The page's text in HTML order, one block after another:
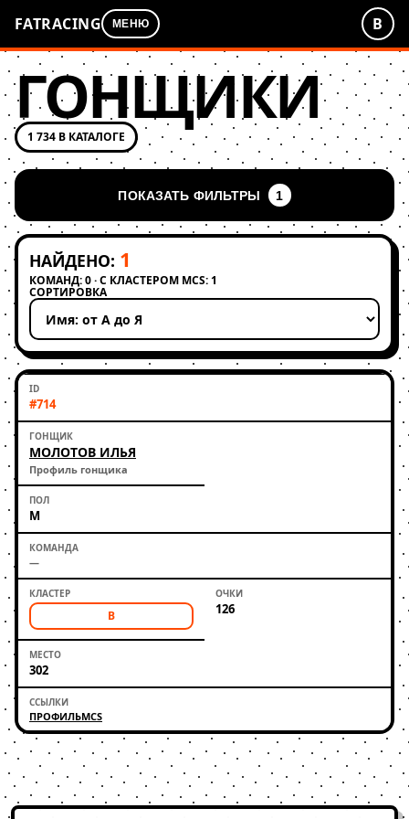
FATRACING МЕНЮ В
ГОНЩИКИ
1 734 В КАТАЛОГЕ
ПОКАЗАТЬ ФИЛЬТРЫ 1
НАЙДЕНО: 1
КОМАНД: 0 · С КЛАСТЕРОМ MCS: 1
СОРТИРОВКА
Применить сортировку
#714
МОЛОТОВ ИЛЬЯ
Профиль гонщика
М
—
B 126
302
ПРОФИЛЬMCS